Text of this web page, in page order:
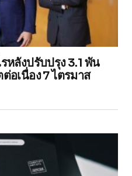
หลังปรับปรุง 3.1 พัน
อเนื่อง 7 ไตรมาส